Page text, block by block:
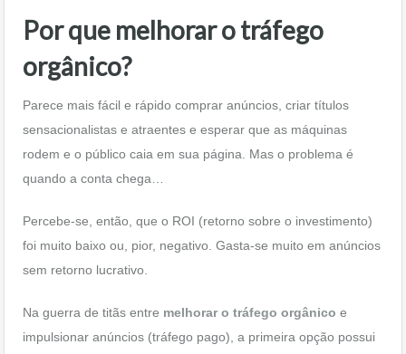
Por que melhorar o tráfego
orgânico?
Parece mais fácil e rápido comprar anúncios, criar títulos
sensacionalistas e atraentes e esperar que as máquinas
rodem e o público caia em sua página. Mas o problema é
quando a conta chega…
Percebe-se, então, que o ROI (retorno sobre o investimento)
foi muito baixo ou, pior, negativo. Gasta-se muito em anúncios
sem retorno lucrativo.
Na guerra de titãs entre melhorar o tráfego orgânico e
impulsionar anúncios (tráfego pago), a primeira opção possui